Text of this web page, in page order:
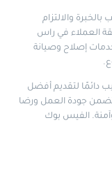
والالتزام
العملاء في راس
إصلاح وصيانة
دائمًا لتقديم أفضل
جودة العمل ورضا
الفيس بوك